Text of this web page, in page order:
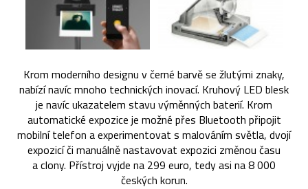
Krom moderního designu v černé barvě se žlutými znaky,
nabízí navíc mnoho technických inovací. Kruhový LED blesk
je navíc ukazatelem stavu výměnných baterií. Krom
automatické expozice je možné přes Bluetooth připojit
mobilní telefon a experimentovat s malováním světla, dvojí
expozicí či manuálně nastavovat expozici změnou času
a clony. Přístroj vyjde na 299 euro, tedy asi na 8 000
českých korun.